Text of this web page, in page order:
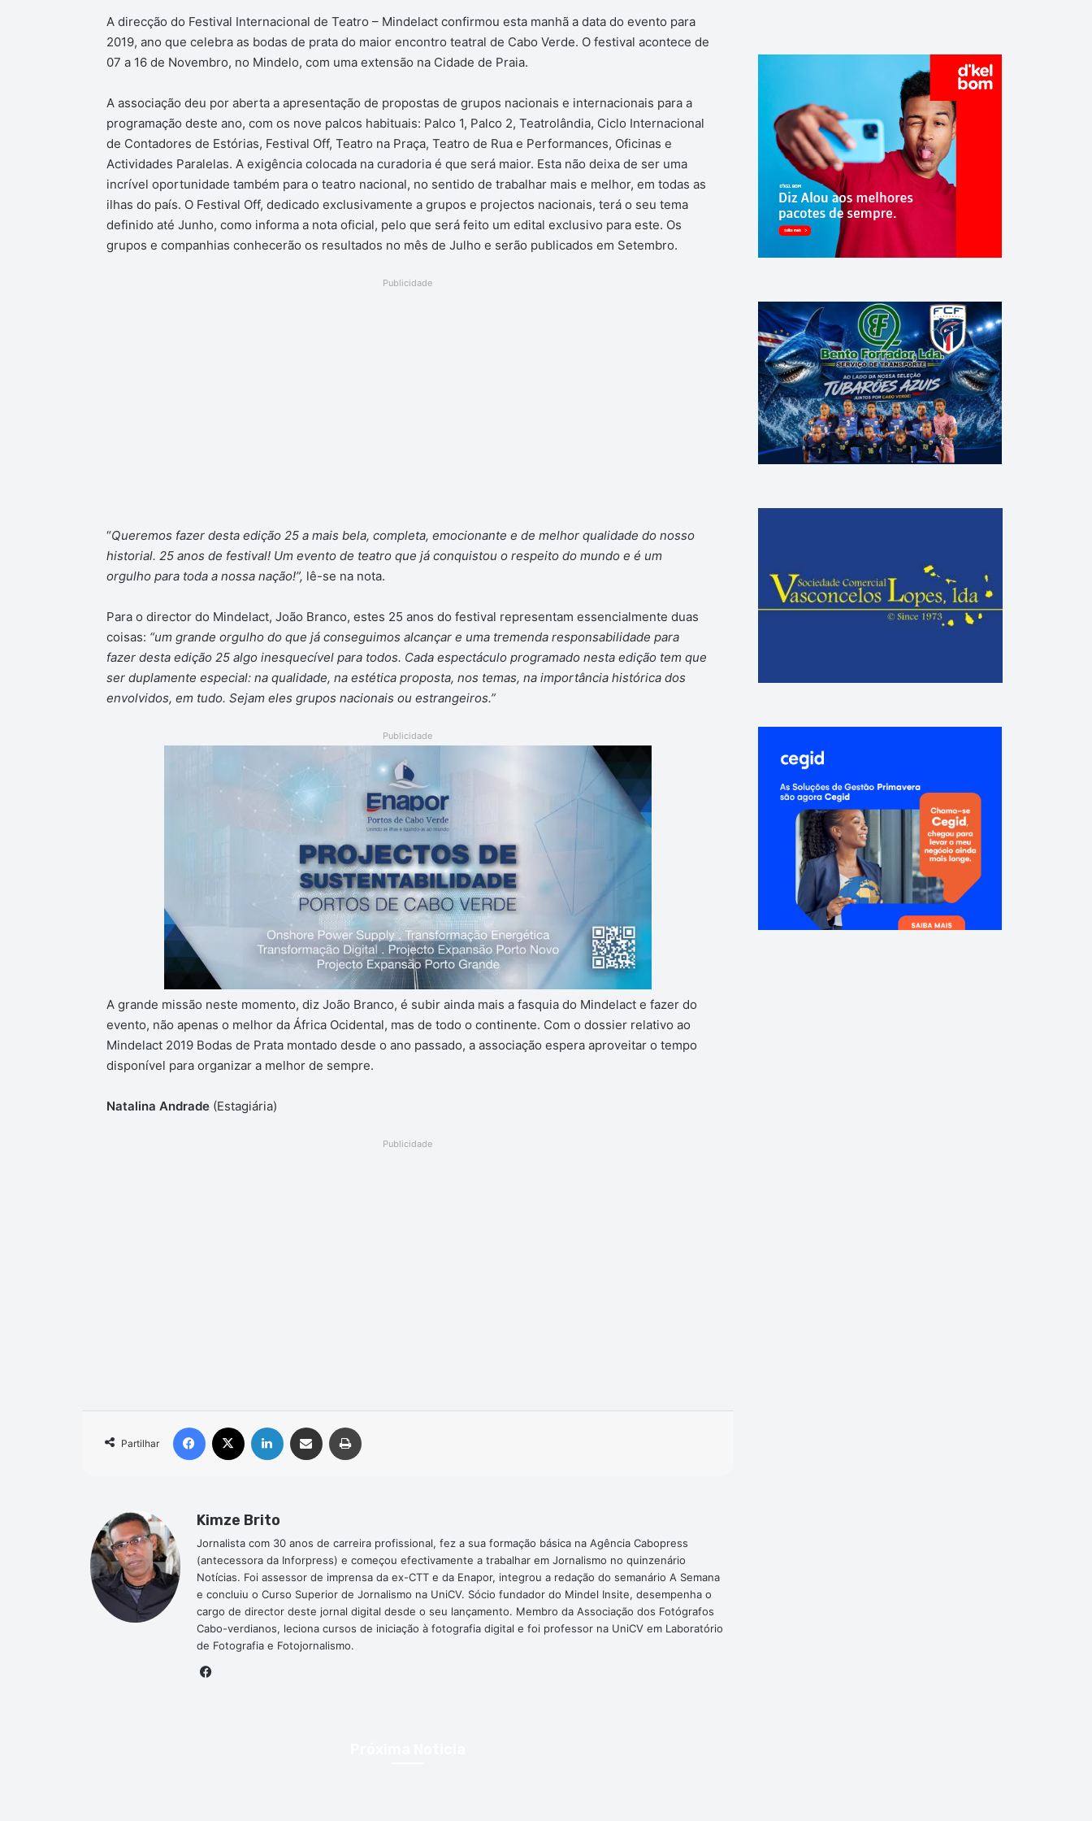
A direcção do Festival Internacional de Teatro – Mindelact confirmou esta manhã a data do evento para
2019, ano que celebra as bodas de prata do maior encontro teatral de Cabo Verde. O festival acontece de
07 a 16 de Novembro, no Mindelo, com uma extensão na Cidade de Praia.
A associação deu por aberta a apresentação de propostas de grupos nacionais e internacionais para a
programação deste ano, com os nove palcos habituais: Palco 1, Palco 2, Teatrolândia, Ciclo Internacional
de Contadores de Estórias, Festival Off, Teatro na Praça, Teatro de Rua e Performances, Oficinas e
Actividades Paralelas. A exigência colocada na curadoria é que será maior. Esta não deixa de ser uma
incrível oportunidade também para o teatro nacional, no sentido de trabalhar mais e melhor, em todas as
ilhas do país. O Festival Off, dedicado exclusivamente a grupos e projectos nacionais, terá o seu tema
definido até Junho, como informa a nota oficial, pelo que será feito um edital exclusivo para este. Os
grupos e companhias conhecerão os resultados no mês de Julho e serão publicados em Setembro.
Publicidade
“Queremos fazer desta edição 25 a mais bela, completa, emocionante e de melhor qualidade do nosso
historial. 25 anos de festival! Um evento de teatro que já conquistou o respeito do mundo e é um
orgulho para toda a nossa nação!”, lê-se na nota.
Para o director do Mindelact, João Branco, estes 25 anos do festival representam essencialmente duas
coisas: “um grande orgulho do que já conseguimos alcançar e uma tremenda responsabilidade para
fazer desta edição 25 algo inesquecível para todos. Cada espectáculo programado nesta edição tem que
ser duplamente especial: na qualidade, na estética proposta, nos temas, na importância histórica dos
envolvidos, em tudo. Sejam eles grupos nacionais ou estrangeiros.”
Publicidade
A grande missão neste momento, diz João Branco, é subir ainda mais a fasquia do Mindelact e fazer do
evento, não apenas o melhor da África Ocidental, mas de todo o continente. Com o dossier relativo ao
Mindelact 2019 Bodas de Prata montado desde o ano passado, a associação espera aproveitar o tempo
disponível para organizar a melhor de sempre.
Natalina Andrade (Estagiária)
Publicidade
Partilhar
Facebook Linkedin Compartilhar via e-mail
Kimze Brito
Jornalista com 30 anos de carreira profissional, fez a sua formação básica na Agência Cabopress
(antecessora da Inforpress) e começou efectivamente a trabalhar em Jornalismo no quinzenário
Notícias. Foi assessor de imprensa da ex-CTT e da Enapor, integrou a redação do semanário A Semana
e concluiu o Curso Superior de Jornalismo na UniCV. Sócio fundador do Mindel Insite, desempenha o
cargo de director deste jornal digital desde o seu lançamento. Membro da Associação dos Fotógrafos
Cabo-verdianos, leciona cursos de iniciação à fotografia digital e foi professor na UniCV em Laboratório
de Fotografia e Fotojornalismo.